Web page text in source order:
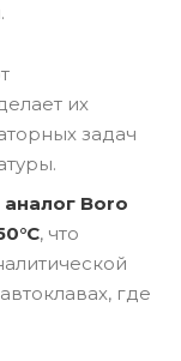
их
задач
Boro
, что
где